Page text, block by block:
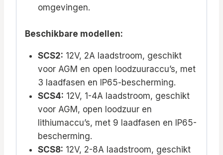
omgevingen.
Beschikbare modellen:
SCS2: 12V, 2A laadstroom, geschikt
voor AGM en open loodzuuraccu’s, met
3 laadfasen en IP65-bescherming.
SCS4: 12V, 1-4A laadstroom, geschikt
voor AGM, open loodzuur en
lithiumaccu’s, met 9 laadfasen en IP65-
bescherming.
SCS8: 12V, 2-8A laadstroom, geschikt